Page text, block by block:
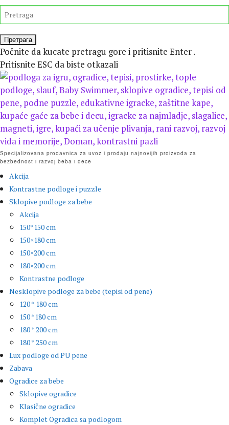
Preskočite
isecanje
TRAŽITE
Počnite da kucate pretragu gore i pritisnite Enter .
Pritisnite ESC da biste otkazali
Specijalizovana prodavnica za uvoz i prodaju najnovijih proizvoda za
bezbednost i razvoj beba i dece
Akcija
Kontrastne podloge i puzzle
Sklopive podloge za bebe
Akcija
150*150 cm
150×180 cm
150×200 cm
180×200 cm
Kontrastne podloge
Nesklopive podloge za bebe (tepisi od pene)
120 * 180 cm
150 *180 cm
180 * 200 cm
180 * 250 cm
Lux podloge od PU pene
Zabava
Ogradice za bebe
Sklopive ogradice
Klasične ogradice
Komplet Ogradica sa podlogom